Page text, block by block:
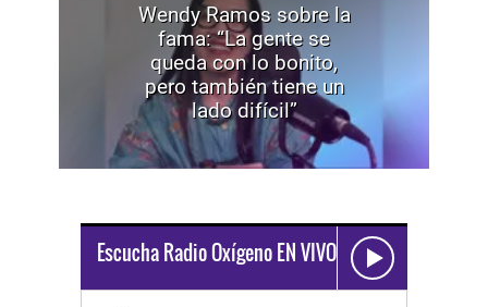
Wendy Ramos sobre la
fama: “La gente se
queda con lo bonito,
pero también tiene un
lado difícil”
Escucha Radio Oxígeno EN VIVO